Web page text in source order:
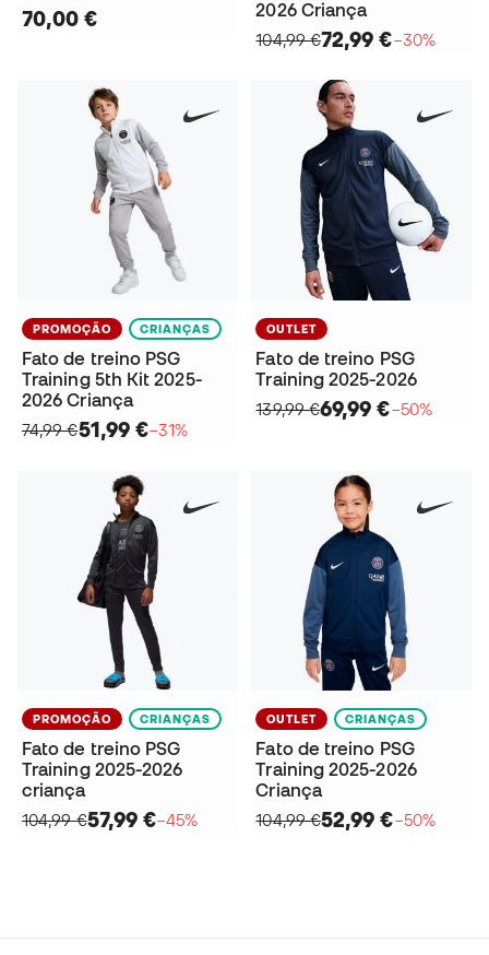
70,00 €
2026 Criança
104,99 €72,99 €−30%
PROMOÇÃO CRIANÇAS
Fato de treino PSG
Training 5th Kit 2025-
2026 Criança
74,99 €51,99 €−31%
OUTLET
Fato de treino PSG
Training 2025-2026
139,99 €69,99 €−50%
PROMOÇÃO CRIANÇAS
Fato de treino PSG
Training 2025-2026
criança
104,99 €57,99 €−45%
OUTLET CRIANÇAS
Fato de treino PSG
Training 2025-2026
Criança
104,99 €52,99 €−50%